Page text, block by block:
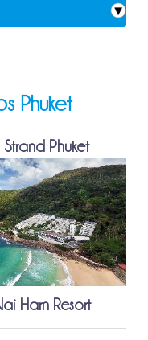
Phuket
Strand Phuket
Harn Resort